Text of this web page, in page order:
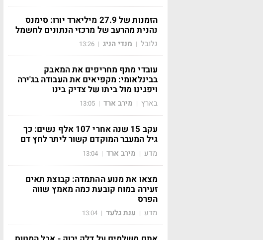
הזמנות של 27.9 מיליארד יורו: סימנס
נהנית מהרעב של מרכזי הנתונים לחשמל
גלובל | מנדי הניג |
13:26
עובדי מתף מחריפים את המאבק
בבינלאומי: מקפיאים את העבודה בג'ירה
ויפגינו מול ביתו של צדיק בינו
בארץ | מירב ארד |
13:05
עקב 15 שנה אחרי 107 אלף נשים: כך
גיל המעבר המוקדם קשור ליתר לחץ דם
מדע | מירב ארד |
13:04
מצאו את מנוע ההתמדה: קבוצת תאים
זעירה במוח קובעת כמה מאמץ שווה
הפרס
מדע | ענת גלעד |
13:04